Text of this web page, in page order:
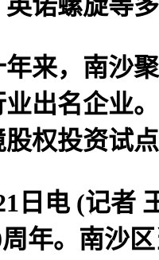
，南沙聚
出名企业
权投资试
电 (记者
年。南沙